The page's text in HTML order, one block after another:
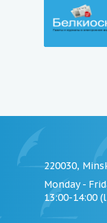
220030,
Monday -
13:00-14:00